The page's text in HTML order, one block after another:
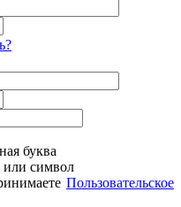
буква
символ
Пользовательское